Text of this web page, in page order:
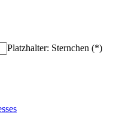
Platzhalter: Sternchen (*)